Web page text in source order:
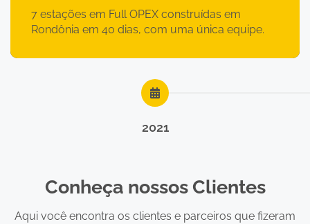
7 estações em Full OPEX construídas em
Rondônia em 40 dias, com uma única equipe.
2021
Conheça nossos Clientes
Aqui você encontra os clientes e parceiros que fizeram